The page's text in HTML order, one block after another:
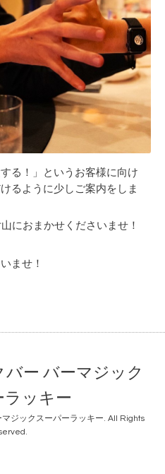
る！」というお客様に向け
るように少しご案内をしま
におまかせくださいませ！
ませ！
ー バーマジック
ラッキー
ジックスーパーラッキー. All Rights